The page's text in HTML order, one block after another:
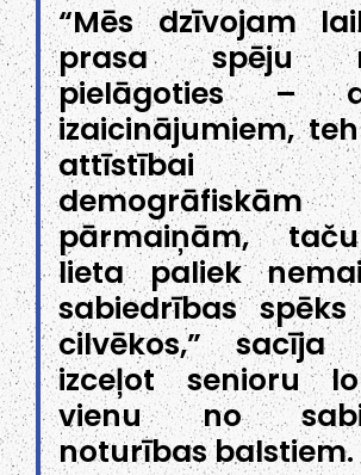
“Mēs dzīvojam
prasa spēju
pielāgoties –
izaicinājumiem,
demogrāfiskām
pārmaiņām,
lieta paliek
sabiedrības
cilvēkos,” sacīja
izceļot senioru
vienu no
noturības balstiem.